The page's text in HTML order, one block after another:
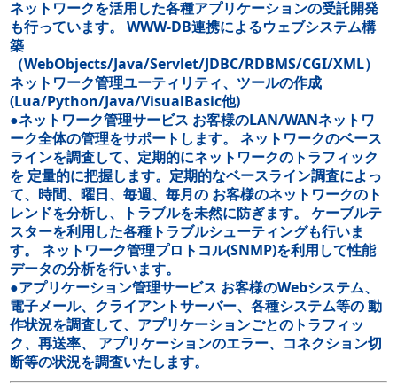
ネットワークを活用した各種アプリケーションの受託開発
も行っています。 WWW-DB連携によるウェブシステム構
築
（WebObjects/Java/Servlet/JDBC/RDBMS/CGI/XML）
ネットワーク管理ユーティリティ、ツールの作成
(Lua/Python/Java/VisualBasic他)
●ネットワーク管理サービス お客様のLAN/WANネットワ
ーク全体の管理をサポートします。 ネットワークのベース
ラインを調査して、定期的にネットワークのトラフィック
を 定量的に把握します。定期的なベースライン調査によっ
て、時間、曜日、毎週、毎月の お客様のネットワークのト
レンドを分析し、トラブルを未然に防ぎます。 ケーブルテ
スターを利用した各種トラブルシューティングも行いま
す。 ネットワーク管理プロトコル(SNMP)を利用して性能
データの分析を行います。
●アプリケーション管理サービス お客様のWebシステム、
電子メール、クライアントサーバー、各種システム等の 動
作状況を調査して、アプリケーションごとのトラフィッ
ク、再送率、 アプリケーションのエラー、コネクション切
断等の状況を調査いたします。